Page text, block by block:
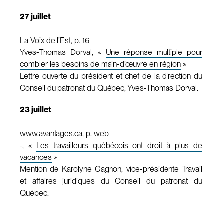
27 juillet
La Voix de l’Est, p. 16
Yves-Thomas Dorval, « Une réponse multiple pour
combler les besoins de main-d’œuvre en région »
Lettre ouverte du président et chef de la direction du
Conseil du patronat du Québec, Yves-Thomas Dorval.
23 juillet
www.avantages.ca, p. web
-, « Les travailleurs québécois ont droit à plus de
vacances »
Mention de Karolyne Gagnon, vice-présidente Travail
et affaires juridiques du Conseil du patronat du
Québec.